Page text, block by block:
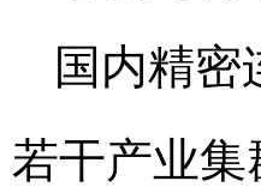
国内精密
若干产业